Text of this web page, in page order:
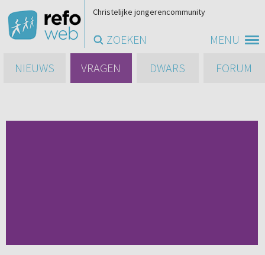
MENU
Christelijke jongerencommunity
ZOEKEN
NIEUWS
VRAGEN DWARS FORUM